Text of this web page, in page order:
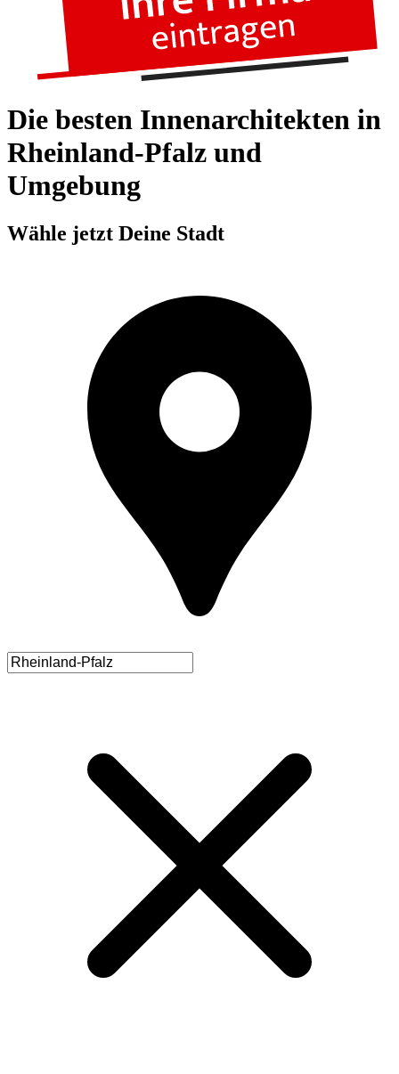
Die besten Innenarchitekten in
Rheinland-Pfalz und
Umgebung
Wähle jetzt Deine Stadt